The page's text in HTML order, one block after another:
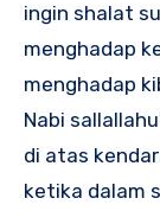
ingin shalat
menghadap
menghadap
Nabi
di atas
ketika dalam